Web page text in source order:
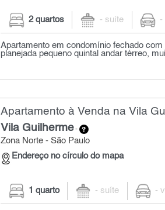
2 quartos - suíte -
Apartamento em condomínio fechado
planejada pequeno quintal andar térreo,
Apartamento à Venda na Vila
Vila Guilherme-
Zona Norte - São Paulo
Endereço no círculo do mapa
1 quarto - suíte -